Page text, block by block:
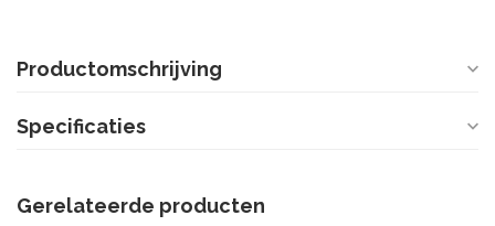
Productomschrijving
Specificaties
Gerelateerde producten